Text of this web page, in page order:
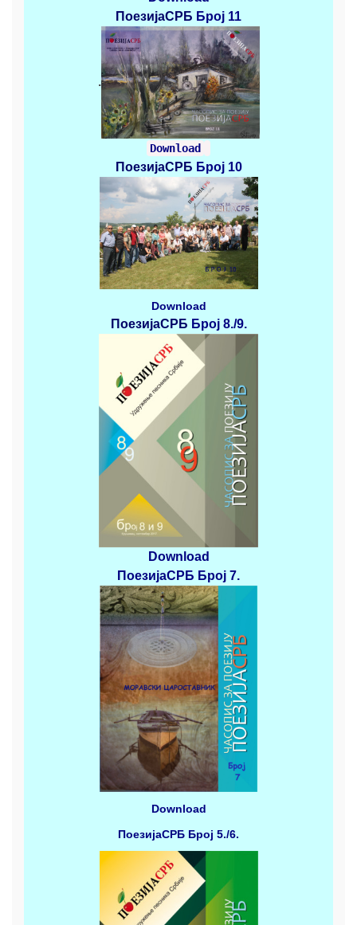
ПоезијаСРБ Број 11
.
Download
ПоезијаСРБ Број 10
Download
ПоезијаСРБ Број 8./9.
Download
ПоезијаСРБ Број 7.
Download
ПоезијаСРБ Број 5./6.